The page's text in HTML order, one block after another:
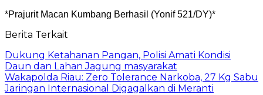
*Prajurit Macan Kumbang Berhasil (Yonif 521/DY)*
Berita Terkait
Dukung Ketahanan Pangan, Polisi Amati Kondisi
Daun dan Lahan Jagung masyarakat
Wakapolda Riau: Zero Tolerance Narkoba, 27 Kg Sabu
Jaringan Internasional Digagalkan di Meranti